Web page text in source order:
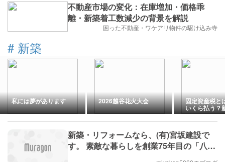
不動産市場の変化：在庫増加・価格乖
離・新築着工数減少の背景を解説
困った不動産・ワケアリ物件の駆け込み寺
# 新築
私には夢があります 2026越谷花火大会 固定資産税と
いくら払う？
建てる前に知
い基礎知識
新築・リフォームなら、(有)宮坂建設で
す。 素敵な暮らしを創業75年目の「八代